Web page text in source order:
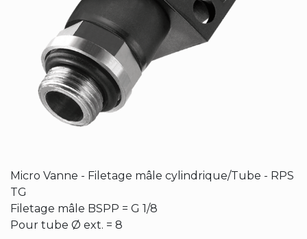
Micro Vanne - Filetage mâle cylindrique/Tube - RPS
TG
Filetage mâle BSPP = G 1/8
Pour tube Ø ext. = 8